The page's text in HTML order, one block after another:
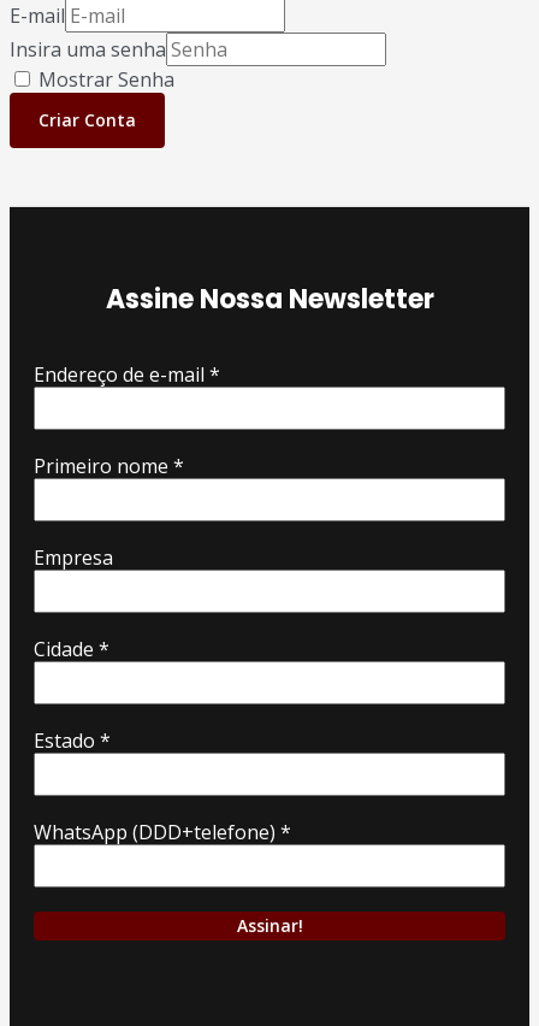
E-mail
Insira uma senha
Mostrar Senha
Criar Conta
Assine Nossa Newsletter
Endereço de e-mail *
Primeiro nome *
Empresa
Cidade *
Estado *
WhatsApp (DDD+telefone) *